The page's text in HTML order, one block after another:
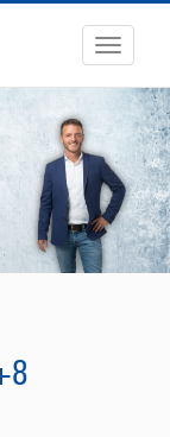
Toggle